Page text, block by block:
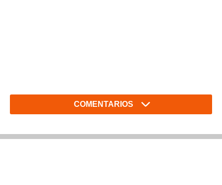
COMENTARIOS